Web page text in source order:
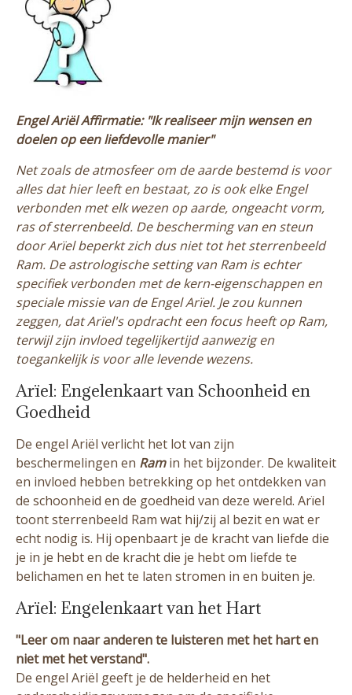
Engel Ariël Affirmatie: "Ik realiseer mijn wensen en
doelen op een liefdevolle manier"
Net zoals de atmosfeer om de aarde bestemd is voor
alles dat hier leeft en bestaat, zo is ook elke Engel
verbonden met elk wezen op aarde, ongeacht vorm,
ras of sterrenbeeld. De bescherming van en steun
door Arïel beperkt zich dus niet tot het sterrenbeeld
Ram. De astrologische setting van Ram is echter
specifiek verbonden met de kern-eigenschappen en
speciale missie van de Engel Arïel. Je zou kunnen
zeggen, dat Arïel's opdracht een focus heeft op Ram,
terwijl zijn invloed tegelijkertijd aanwezig en
toegankelijk is voor alle levende wezens.
Arïel: Engelenkaart van Schoonheid en
Goedheid
De engel Ariël verlicht het lot van zijn
beschermelingen en Ramin het bijzonder. De kwaliteit
en invloed hebben betrekking op het ontdekken van
de schoonheid en de goedheid van deze wereld. Arïel
toont sterrenbeeld Ram wat hij/zij al bezit en wat er
echt nodig is. Hij openbaart je de kracht van liefde die
je in je hebt en de kracht die je hebt om liefde te
belichamen en het te laten stromen in en buiten je.
Arïel: Engelenkaart van het Hart
"Leer om naar anderen te luisteren met het hart en
niet met het verstand".
De engel Ariël geeft je de helderheid en het